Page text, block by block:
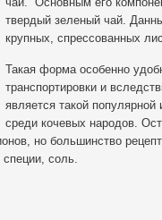
твердый зеленый чай.
крупных, спрессованных
Такая форма особенно
транспортировки и
является такой популярной
среди кочевых народов.
но большинство
специи, соль.